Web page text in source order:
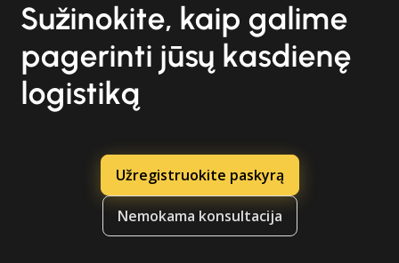
Sužinokite, kaip galime
pagerinti jūsų kasdienę
logistiką
Užregistruokite paskyrą
Nemokama konsultacija